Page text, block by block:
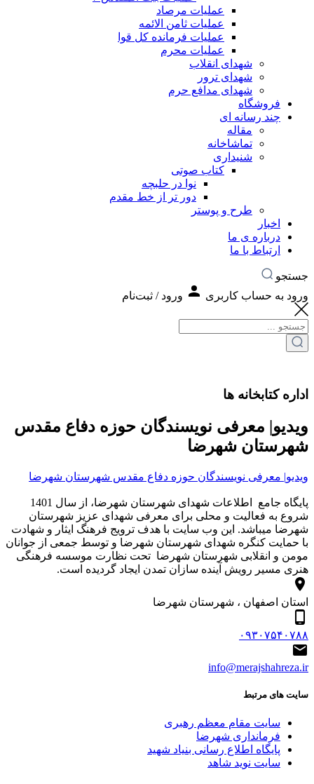
عملیات مرصاد
عملیات ثامن الائمه
عملیات فرمانده کل قوا
عملیات محرم
شهدای انقلاب
شهدای ترور
شهدای مدافع حرم
فروشگاه
چند رسانه ای
مقاله
تماشاخانه
شنیداری
کتاب صوتی
نوا در حلبچه
دور تر از خط مقدم
طرح و پوستر
اخبار
درباره ی ما
ارتباط با ما
جستجو
ورود به حساب کاربری
ورود / ثبت‌نام
اداره کتابخانه ها
ویدیو| معرفی نویسندگان حوزه دفاع مقدس
شهرستان شهرضا
ویدیو| معرفی نویسندگان حوزه دفاع مقدس شهرستان شهرضا
پایگاه جامع اطلاعات شهدای شهرستان شهرضا، از سال 1401
شروع به فعالیت و محلی برای معرفی شهدای عزیز شهرستان
شهرضا میباشد. این وب سایت با هدف ترویج فرهنگ ایثار و شهادت
با حمایت کنگره شهدای شهرستان شهرضا و توسط جمعی از جوانان
مومن و انقلابی شهرستان شهرضا تحت نظارت موسسه فرهنگی
هنری مسیر رویش آینده سازان تمدن ایجاد گردیده است.
استان اصفهان ، شهرستان شهرضا
۰۹۳۰۷۵۴۰۷۸۸
info@merajshahreza.ir
سایت های مرتبط
سایت مقام معظم رهبری
فرمانداری شهرضا
پایگاه اطلاع رسانی بنیاد شهید
سایت نوید شاهد